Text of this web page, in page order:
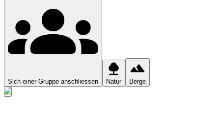
Sich einer Gruppe anschliessen Natur Berge